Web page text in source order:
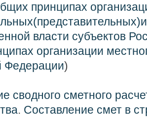
принципах
власти субъектов
организации
Федерации)
сводного сметного
. Составление смет в